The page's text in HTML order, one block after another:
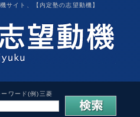
サイト、【内定塾の志望動機】
ーワード(例)三菱